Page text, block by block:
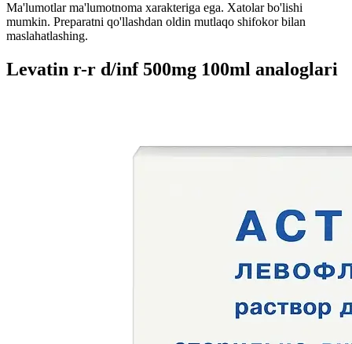
Ma'lumotlar ma'lumotnoma xarakteriga ega. Xatolar bo'lishi
mumkin. Preparatni qo'llashdan oldin mutlaqo shifokor bilan
maslahatlashing.
Levatin r-r d/inf 500mg 100ml analoglari